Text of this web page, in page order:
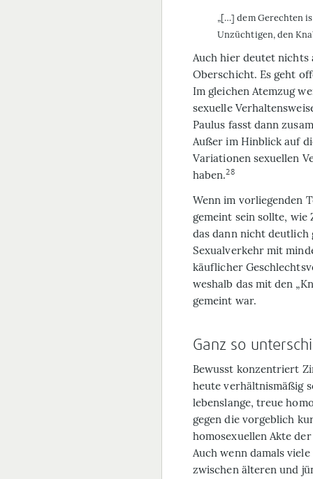
„[…] dem Gerechten
Unzüchtigen, den
Auch hier deutet nichts
Oberschicht. Es geht
Im gleichen Atemzug
sexuelle
Paulus fasst dann
Außer im Hinblick auf
Variationen sexuellen
haben.28
Wenn im vorliegenden
gemeint sein sollte,
das dann nicht deutlich
Sexualverkehr mit
käuflicher
weshalb das mit den
gemeint war.
Ganz so
Bewusst konzentriert
heute verhältnismäßig
lebenslange, treue
gegen die vorgeblich
homosexuellen Akte
Auch wenn damals
zwischen älteren und